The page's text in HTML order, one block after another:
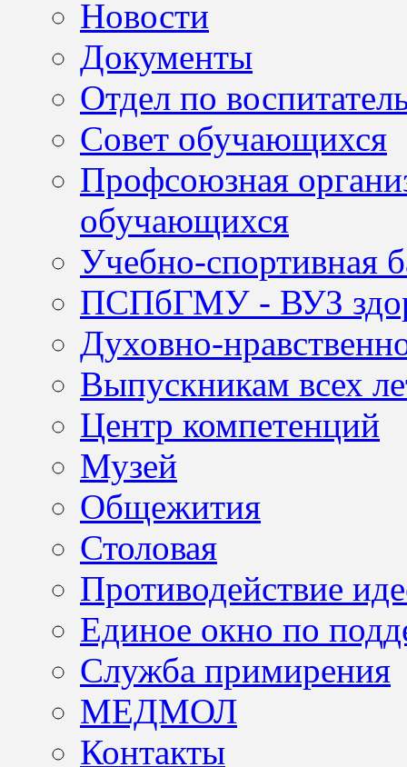
Новости
Документы
Отдел по
Совет обучающихся
Профсоюзная
обучающихся
Учебно-спортивная
ПСПбГМУ - ВУЗ
Духовно-
Выпускникам всех
Центр компетенций
Музей
Общежития
Столовая
Противодействие
Единое окно по
Служба примирения
МЕДМОЛ
Контакты